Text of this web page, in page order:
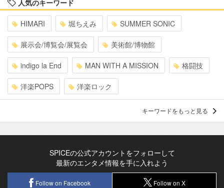
人気のキーワード
HIMARI 堀ちえみ SUMMER SONIC
展示会/博覧会/展覧会 美術館/博物館
indigo la End MAN WITH A MISSION 格闘技
洋楽POPS 洋楽ロック
キーワードをもっと見る
SPICEの公式アカウントをフォローして
最新のエンタメ情報を手に入れよう
Follow on Facebook Follow on X